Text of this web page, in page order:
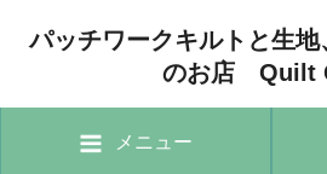
パッチワークキルトと生
のお店 Quilt
メニュー